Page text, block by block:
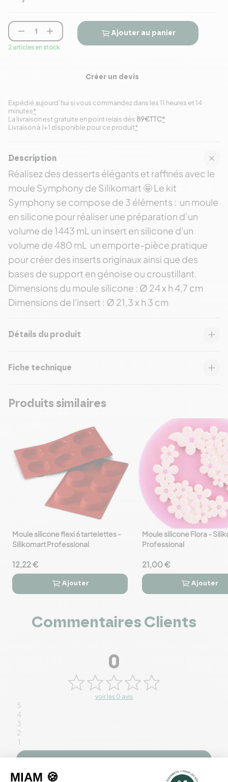
 
2 articles en stock
Ajouter au panier
Créer un devis
Expédié aujourd’hui si vous commandez dans les 11 heures et 14
minutes*
Livraison à J+1 disponible pour ce produit*
La livraison est gratuite en point relais dès 89€TTC*
Description
Réalisez des desserts élégants et raffinés avec le
moule Symphony de Silikomart 🤩 Le kit
Symphony se compose de 3 éléments : un moule
en silicone pour réaliser une préparation d’un
volume de 1443 mL un insert en silicone d'un
volume de 480 mL un emporte-pièce pratique
pour créer des inserts originaux ainsi que des
bases de support en génoise ou croustillant.
Dimensions du moule silicone : Ø 24 x h 4,7 cm
Dimensions de l'insert : Ø 21,3 x h 3 cm
Détails du produit
Fiche technique
Produits similaires
favorite_border
Moule silicone flexi 6 tartelettes -
Silikomart Professional
12,22 €
 
Ajouter
favorite_border
Moule silicone Flora -
Professional
21,00 €
 
Ajouter
Commentaires Clients
0
voir les 0 avis
5
4
3
2
1